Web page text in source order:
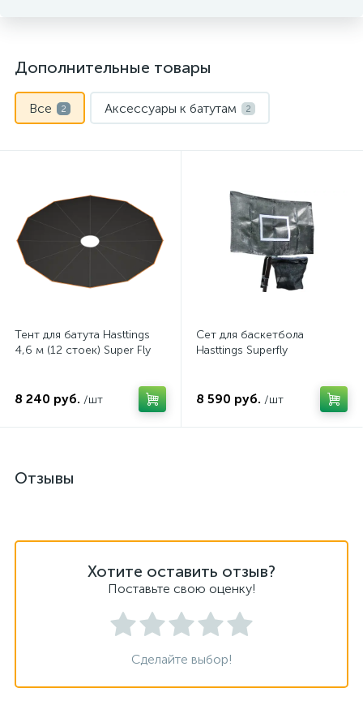
Дополнительные товары
Все 2 Аксессуары к батутам 2
Тент для батута Hasttings
4,6 м (12 стоек) Super Fly
8 240 руб. /шт
Сет для баскетбола
Hasttings Superfly
8 590 руб. /шт
Отзывы
Хотите оставить отзыв?
Поставьте свою оценку!
Сделайте выбор!